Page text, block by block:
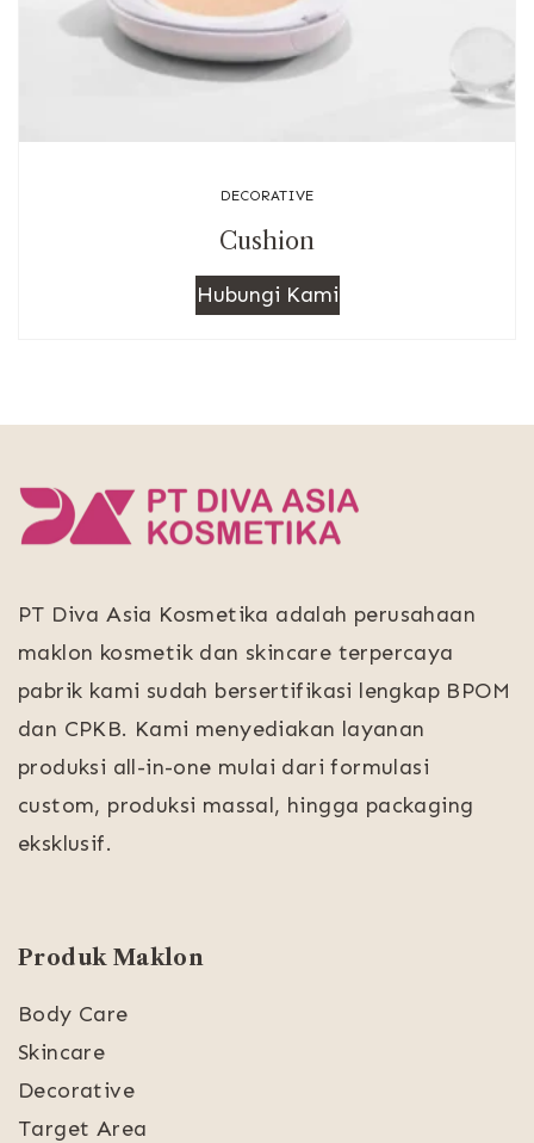
DECORATIVE
Cushion
Hubungi Kami
PT Diva Asia Kosmetika adalah perusahaan
maklon kosmetik dan skincare terpercaya
pabrik kami sudah bersertifikasi lengkap BPOM
dan CPKB. Kami menyediakan layanan
produksi all-in-one mulai dari formulasi
custom, produksi massal, hingga packaging
eksklusif.
Produk Maklon
Body Care
Skincare
Decorative
Target Area